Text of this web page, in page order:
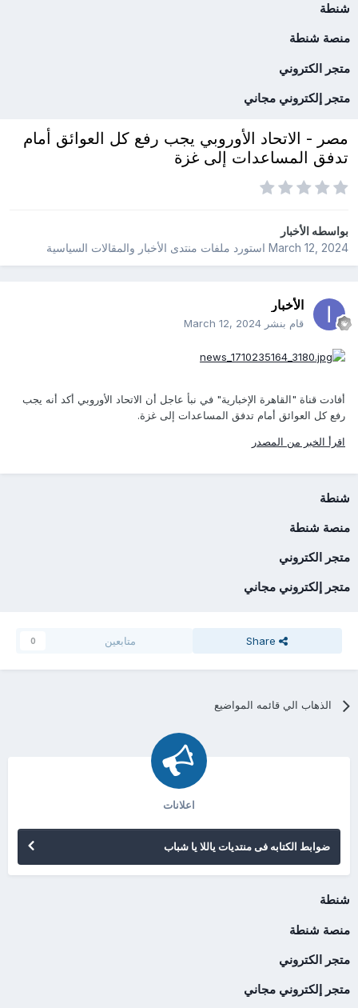
شنطة
منصة شنطة
متجر الكتروني
متجر إلكتروني مجاني
مصر - الاتحاد الأوروبي يجب رفع كل العوائق أمام
تدفق المساعدات إلى غزة
بواسطهالأخبار
March 12, 2024استورد ملفات منتدى الأخبار والمقالات السياسية
الأخبار
قام بنشر March 12, 2024
أفادت قناة "القاهرة الإخبارية" في نبأ عاجل أن الاتحاد الأوروبي أكد أنه يجب
رفع كل العوائق أمام تدفق المساعدات إلى غزة.
اقرأ الخبر من المصدر
شنطة
منصة شنطة
متجر الكتروني
متجر إلكتروني مجاني
Share متابعين 0
الذهاب الي قائمه المواضيع
اعلانات
ضوابط الكتابه فى منتديات ياللا يا شباب
شنطة
منصة شنطة
متجر الكتروني
متجر إلكتروني مجاني